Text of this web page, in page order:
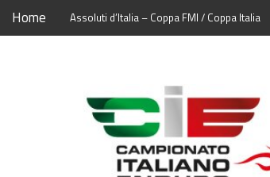
Home Assoluti d’Italia – Coppa FMI / Coppa Italia